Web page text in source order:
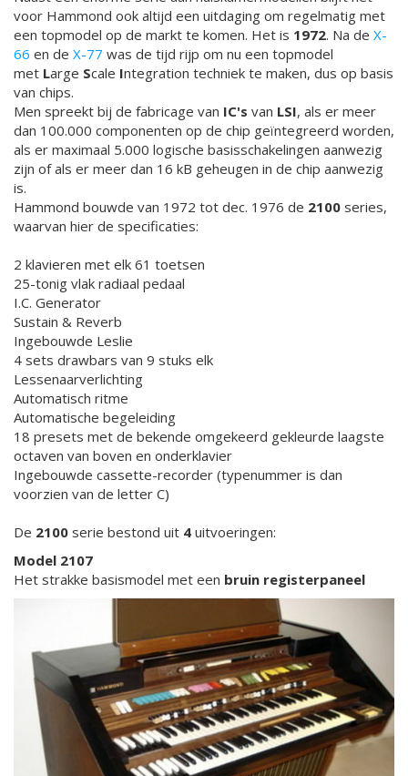
voor Hammond ook altijd een uitdaging om regelmatig met
een topmodel op de markt te komen. Het is 1972. Na de X-
66 en de X-77 was de tijd rijp om nu een topmodel
met Large Scale Integration techniek te maken, dus op basis
van chips.
Men spreekt bij de fabricage van IC's van LSI, als er meer
dan 100.000 componenten op de chip geïntegreerd worden,
als er maximaal 5.000 logische basisschakelingen aanwezig
zijn of als er meer dan 16 kB geheugen in de chip aanwezig
is.
Hammond bouwde van 1972 tot dec. 1976 de 2100 series,
waarvan hier de specificaties:
2 klavieren met elk 61 toetsen
25-tonig vlak radiaal pedaal
I.C. Generator
Sustain & Reverb
Ingebouwde Leslie
4 sets drawbars van 9 stuks elk
Lessenaarverlichting
Automatisch ritme
Automatische begeleiding
18 presets met de bekende omgekeerd gekleurde laagste
octaven van boven en onderklavier
Ingebouwde cassette-recorder (typenummer is dan
voorzien van de letter C)
De 2100 serie bestond uit 4 uitvoeringen:
Model 2107
Het strakke basismodel met een bruin registerpaneel